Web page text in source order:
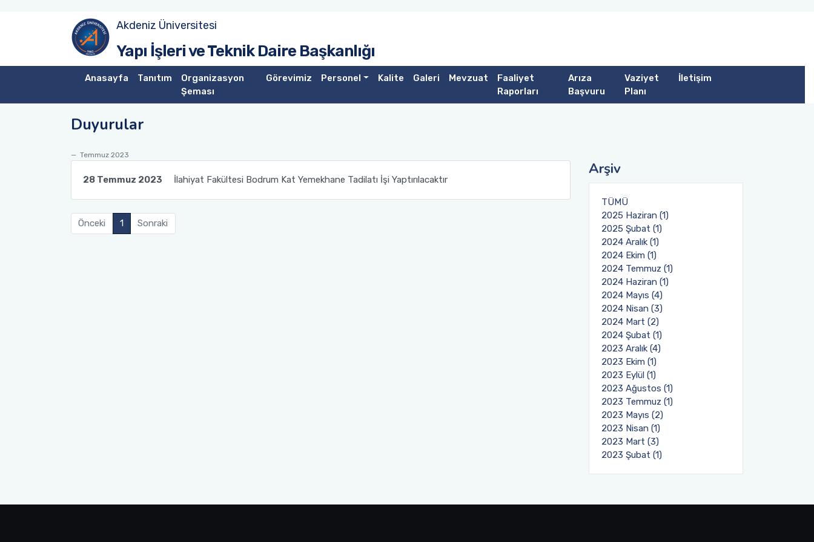
Akdeniz Üniversitesi
Yapı İşleri ve Teknik Daire Başkanlığı
Anasayfa Tanıtım
Organizasyon
Şeması
Görevimiz Personel Kalite Galeri Mevzuat
Faaliyet
Raporları
Arıza
Başvuru
Vaziyet
Planı
İletişim
Duyurular
Temmuz 2023
28 Temmuz 2023 İlahiyat Fakültesi Bodrum Kat Yemekhane Tadilatı İşi Yaptırılacaktır
Önceki 1 Sonraki
Arşiv
TÜMÜ
2025 Haziran (1)
2025 Şubat (1)
2024 Aralık (1)
2024 Ekim (1)
2024 Temmuz (1)
2024 Haziran (1)
2024 Mayıs (4)
2024 Nisan (3)
2024 Mart (2)
2024 Şubat (1)
2023 Aralık (4)
2023 Ekim (1)
2023 Eylül (1)
2023 Ağustos (1)
2023 Temmuz (1)
2023 Mayıs (2)
2023 Nisan (1)
2023 Mart (3)
2023 Şubat (1)
Yatırım Şube Müdürlüğü
Emlak Şube Müdürlüğü
İdari İşler Şube Müdürlüğü